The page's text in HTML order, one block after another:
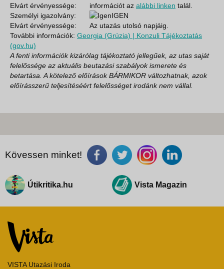
Elvárt érvényessége:
információt az alábbi linken talál.
Személyi igazolvány:
Elvárt érvényessége:
IGEN
Az utazás utolsó napjáig.
További információk: Georgia (Grúzia) | Konzuli Tájékoztatás
(gov.hu)
A fenti információk kizárólag tájékoztató jellegűek, az utas saját
felelőssége az aktuális beutazási szabályok ismerete és
betartása. A kötelező előírások BÁRMIKOR változhatnak, azok
előírásszerű teljesítéséért felelősséget irodánk nem vállal.
Kövessen minket!
Útikritika.hu Vista Magazin
VISTA Utazási Iroda